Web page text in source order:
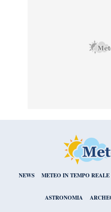
NEWS METEO IN TEMPO REALE
ASTRONOMIA